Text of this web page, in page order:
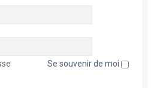
Se souvenir de moi